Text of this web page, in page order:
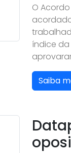
O
índice da
Saiba